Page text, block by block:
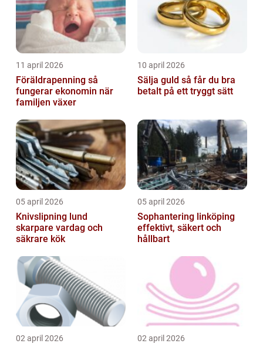
11 april 2026
Föräldrapenning så
fungerar ekonomin när
familjen växer
10 april 2026
Sälja guld så får du bra
betalt på ett tryggt sätt
05 april 2026
Knivslipning lund
skarpare vardag och
säkrare kök
05 april 2026
Sophantering linköping
effektivt, säkert och
hållbart
02 april 2026 02 april 2026